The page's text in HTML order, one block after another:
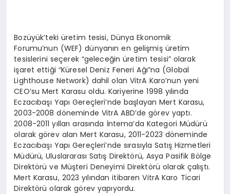
Bozüyük’teki üretim tesisi, Dünya Ekonomik
Forumu’nun (WEF) dünyanın en gelişmiş üretim
tesislerini seçerek “geleceğin üretim tesisi” olarak
işaret ettiği “Küresel Deniz Feneri Ağı”na (Global
Lighthouse Network) dahil olan VitrA Karo’nun yeni
CEO’su Mert Karasu oldu. Kariyerine 1998 yılında
Eczacıbaşı Yapı Gereçleri’nde başlayan Mert Karasu,
2003-2008 döneminde VitrA ABD’de görev yaptı.
2008-2011 yılları arasında İntema’da Kategori Müdürü
olarak görev alan Mert Karasu, 2011-2023 döneminde
Eczacıbaşı Yapı Gereçleri’nde sırasıyla Satış Hizmetleri
Müdürü, Uluslararası Satış Direktörü, Asya Pasifik Bölge
Direktörü ve Müşteri Deneyimi Direktörü olarak çalıştı.
Mert Karasu, 2023 yılından itibaren VitrA Karo Ticari
Direktörü olarak görev yapıyordu.